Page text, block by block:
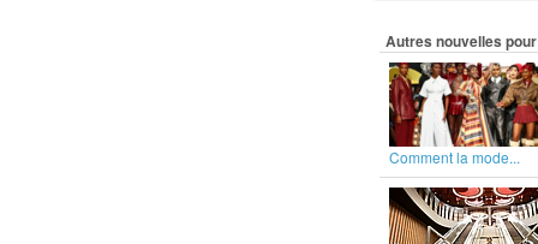
Autres nouvelles
Comment la mode...